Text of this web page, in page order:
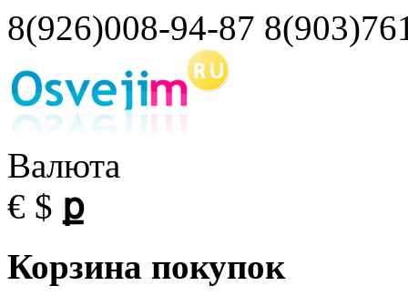
8(926)008-94-87
Валюта
€ $ ք
Корзина покупок